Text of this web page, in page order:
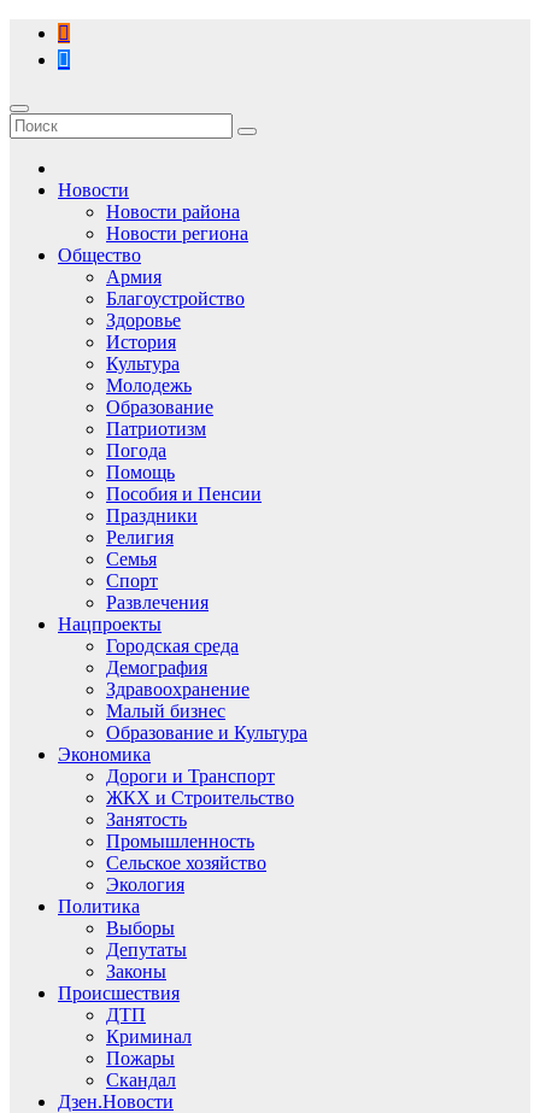
Перейти
содержимому
Новости
Новости района
Новости региона
Общество
Армия
Благоустройство
Здоровье
История
Культура
Молодежь
Образование
Патриотизм
Погода
Помощь
Пособия и Пенсии
Праздники
Религия
Семья
Спорт
Развлечения
Нацпроекты
Городская среда
Демография
Здравоохранение
Малый бизнес
Образование и Культура
Экономика
Дороги и Транспорт
ЖКХ и Строительство
Занятость
Промышленность
Сельское хозяйство
Экология
Политика
Выборы
Депутаты
Законы
Происшествия
ДТП
Криминал
Пожары
Скандал
Дзен.Новости